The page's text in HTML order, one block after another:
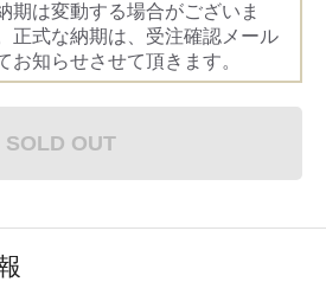
期は変動する場合がございま
正式な納期は、受注確認メール
お知らせさせて頂きます。
SOLD OUT